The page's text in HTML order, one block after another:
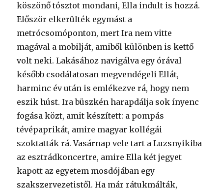
köszönő tósztot mondani, Ella indult is hozzá.
Először elkerülték egymást a
metrócsomóponton, mert Ira nem vitte
magával a mobilját, amiből különben is kettő
volt neki. Lakásához navigálva egy órával
később csodálatosan megvendégeli Ellát,
harminc év után is emlékezve rá, hogy nem
eszik húst. Ira büszkén harapdálja sok ínyenc
fogása közt, amit készített: a pompás
tévépaprikát, amire magyar kollégái
szoktatták rá. Vasárnap vele tart a Luzsnyikiba
az esztrádkoncertre, amire Ella két jegyet
kapott az egyetem mosdójában egy
szakszervezetistől. Ha már rátukmálták,